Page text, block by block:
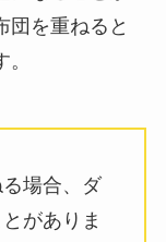
団を重ねると
場合、ダ
がありま